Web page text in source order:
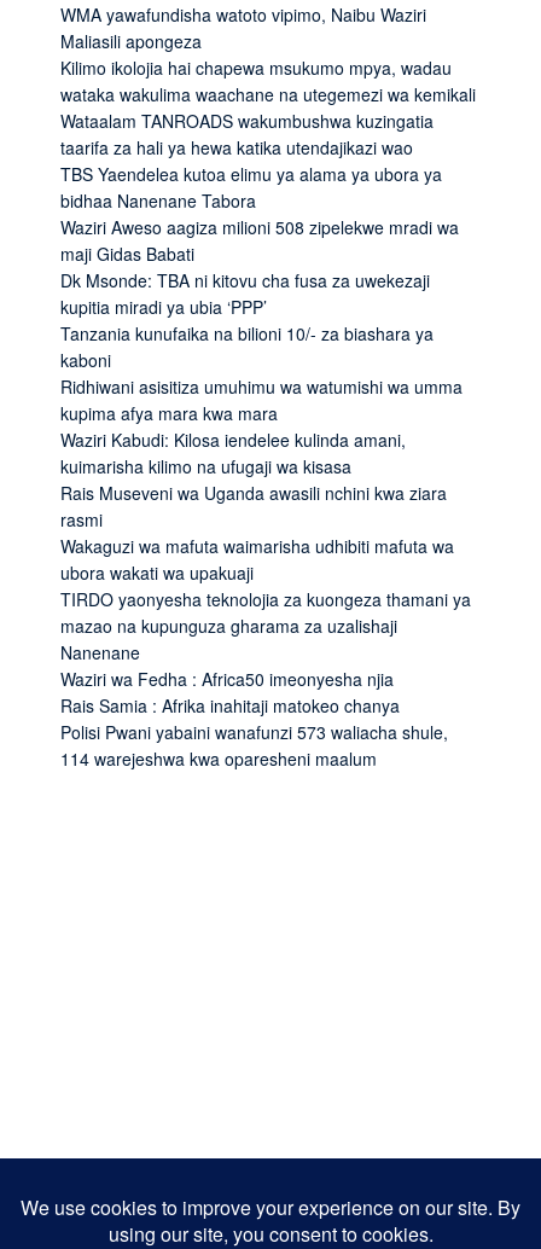
WMA yawafundisha watoto vipimo, Naibu Waziri
Maliasili apongeza
Kilimo ikolojia hai chapewa msukumo mpya, wadau
wataka wakulima waachane na utegemezi wa kemikali
Wataalam TANROADS wakumbushwa kuzingatia
taarifa za hali ya hewa katika utendajikazi wao
TBS Yaendelea kutoa elimu ya alama ya ubora ya
bidhaa Nanenane Tabora
Waziri Aweso aagiza milioni 508 zipelekwe mradi wa
maji Gidas Babati
Dk Msonde: TBA ni kitovu cha fusa za uwekezaji
kupitia miradi ya ubia ‘PPP’
Tanzania kunufaika na bilioni 10/- za biashara ya
kaboni
Ridhiwani asisitiza umuhimu wa watumishi wa umma
kupima afya mara kwa mara
Waziri Kabudi: Kilosa iendelee kulinda amani,
kuimarisha kilimo na ufugaji wa kisasa
Rais Museveni wa Uganda awasili nchini kwa ziara
rasmi
Wakaguzi wa mafuta waimarisha udhibiti mafuta wa
ubora wakati wa upakuaji
TIRDO yaonyesha teknolojia za kuongeza thamani ya
mazao na kupunguza gharama za uzalishaji
Nanenane
Waziri wa Fedha : Africa50 imeonyesha njia
Rais Samia : Afrika inahitaji matokeo chanya
Polisi Pwani yabaini wanafunzi 573 waliacha shule,
114 warejeshwa kwa oparesheni maalum